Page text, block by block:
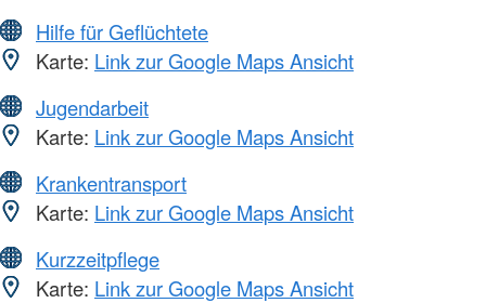
Hilfe für Geflüchtete
Karte: Link zur Google Maps Ansicht
Jugendarbeit
Karte: Link zur Google Maps Ansicht
Krankentransport
Karte: Link zur Google Maps Ansicht
Kurzzeitpflege
Karte: Link zur Google Maps Ansicht